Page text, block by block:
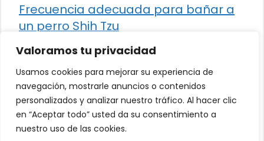
Valoramos tu privacidad
Usamos cookies para mejorar su experiencia de
navegación, mostrarle anuncios o contenidos
personalizados y analizar nuestro tráfico. Al hacer clic
en “Aceptar todo” usted da su consentimiento a
nuestro uso de las cookies.
Frecuencia adecuada para bañar a
un perro Shih Tzu
Comparación entre Apache Storm y
Spark Streaming
Cómo detener la diarrea en un gato
¿Los frutos rojos son seguros para
que los perros los consuman?